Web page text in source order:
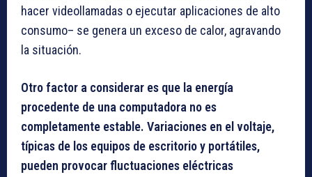
hacer videollamadas o ejecutar aplicaciones de alto
consumo– se genera un exceso de calor, agravando
la situación.
Otro factor a considerar es que la energía
procedente de una computadora no es
completamente estable. Variaciones en el voltaje,
típicas de los equipos de escritorio y portátiles,
pueden provocar fluctuaciones eléctricas